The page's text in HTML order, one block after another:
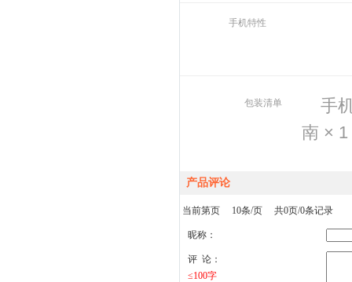
手机特性
包装清单
手
南 ×
产品评论
当前第页 10条/页 共0页/0条记录
昵称：
评 论：
≤100字